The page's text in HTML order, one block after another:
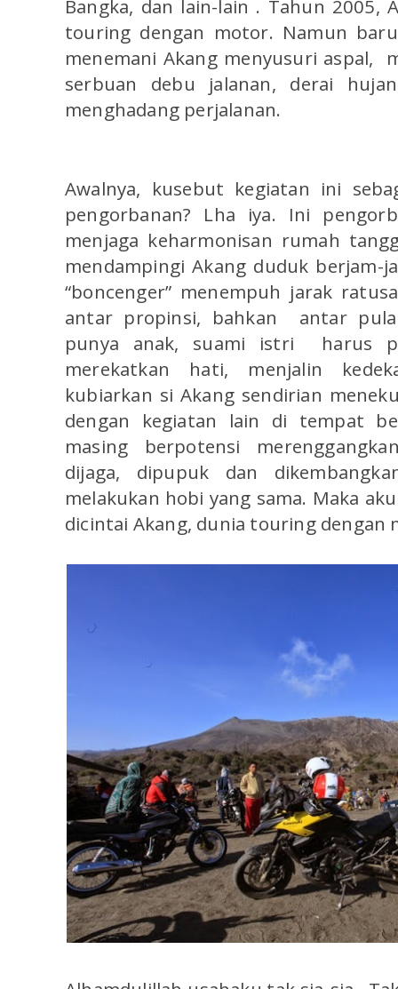
Bangka, dan lain-lain . Tahun 2005,
touring dengan motor. Namun
menemani Akang menyusuri aspal,
serbuan debu jalanan, derai
menghadang perjalanan.
Awalnya, kusebut kegiatan ini
pengorbanan? Lha iya. Ini
menjaga keharmonisan rumah
mendampingi Akang duduk berjam-
“boncenger” menempuh jarak
antar propinsi, bahkan antar
punya anak, suami istri harus
merekatkan hati, menjalin
kubiarkan si Akang sendirian
dengan kegiatan lain di tempat
masing berpotensi
dijaga, dipupuk dan
melakukan hobi yang sama. Maka
dicintai Akang, dunia touring dengan